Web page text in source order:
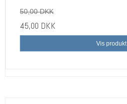
50,00 DKK
45,00 DKK
Vis produkt